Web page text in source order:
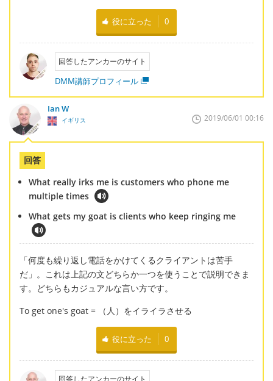
役に立った 0
回答したアンカーのサイト
DMM講師プロフィール
Ian W
イギリス 2019/06/01 00:16
回答
What really irks me is customers who phone me
multiple times
What gets my goat is clients who keep ringing me
「何度も繰り返し電話をかけてくるクライアントは苦手
だ」。これは上記の文どちらか一つを使うことで説明できま
す。どちらもカジュアルな言い方です。
To get one's goat = （人）をイライラさせる
役に立った 0
回答したアンカーのサイト